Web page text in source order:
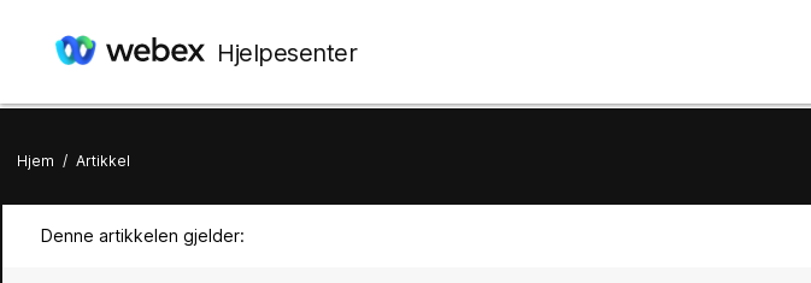
Hjelpesenter
Hjem / Artikkel
Denne artikkelen gjelder: